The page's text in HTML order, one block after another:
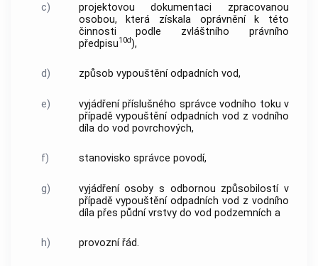
c)
projektovou dokumentaci zpracovanou
osobou, která získala oprávnění k této
činnosti podle zvláštního právního
předpisu10d),
d) způsob vypouštění odpadních vod,
e)
vyjádření příslušného správce vodního toku v
případě vypouštění odpadních vod z vodního
díla do vod povrchových,
f) stanovisko správce povodí,
g)
vyjádření osoby s odbornou způsobilostí v
případě vypouštění odpadních vod z vodního
díla přes půdní vrstvy do vod podzemních a
h) provozní řád.